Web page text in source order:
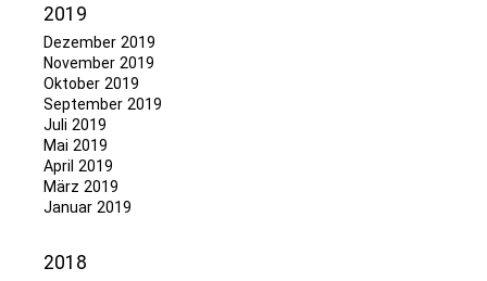
2019
Dezember 2019
November 2019
Oktober 2019
September 2019
Juli 2019
Mai 2019
April 2019
März 2019
Januar 2019
2018